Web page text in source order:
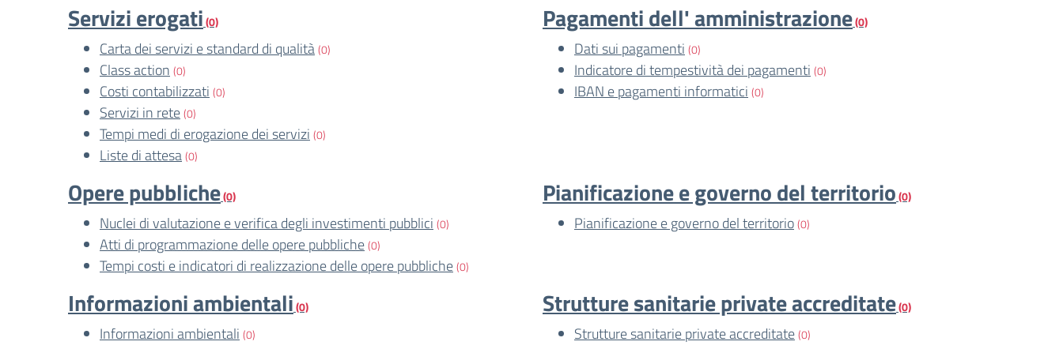
Servizi erogati(0)
Carta dei servizi e standard di qualità(0)
Class action (0)
Costi contabilizzati (0)
Servizi in rete(0)
Tempi medi di erogazione dei servizi (0)
Liste di attesa(0)
Pagamenti dell' amministrazione(0)
Dati sui pagamenti (0)
Indicatore di tempestività dei pagamenti (0)
IBAN e pagamenti informatici (0)
Opere pubbliche(0)
Nuclei di valutazione e verifica degli investimenti pubblici (0)
Atti di programmazione delle opere pubbliche(0)
Tempi costi e indicatori di realizzazione delle opere pubbliche(0)
Pianificazione e governo del territorio(0)
Pianificazione e governo del territorio(0)
Informazioni ambientali(0)
Informazioni ambientali (0)
Strutture sanitarie private accreditate(0)
Strutture sanitarie private accreditate(0)